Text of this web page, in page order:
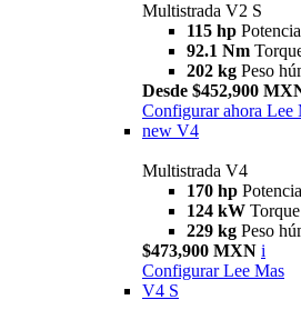
Multistrada V2 S
115 hp Potencia
92.1 Nm
202 kg Peso
Desde $452,900
Configurar ahora Lee
new V4
Multistrada V4
170 hp Potencia
124 kW Torque
229 kg Peso
$473,900 MXN i
Configurar Lee Mas
V4 S